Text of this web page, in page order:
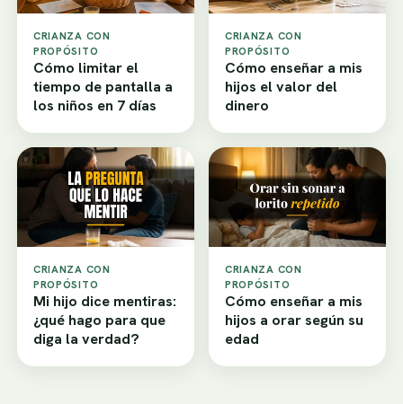
CRIANZA CON
PROPÓSITO
Cómo limitar el
tiempo de pantalla a
los niños en 7 días
CRIANZA CON
PROPÓSITO
Cómo enseñar a mis
hijos el valor del
dinero
CRIANZA CON
PROPÓSITO
Mi hijo dice mentiras:
¿qué hago para que
diga la verdad?
CRIANZA CON
PROPÓSITO
Cómo enseñar a mis
hijos a orar según su
edad